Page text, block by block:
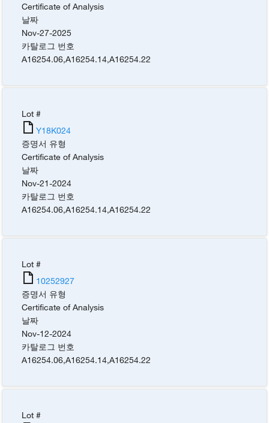
Certificate of Analysis
날짜
Nov-27-2025
카탈로그 번호
A16254.06,A16254.14,A16254.22
Lot #
Y18K024
증명서 유형
Certificate of Analysis
날짜
Nov-21-2024
카탈로그 번호
A16254.06,A16254.14,A16254.22
Lot #
10252927
증명서 유형
Certificate of Analysis
날짜
Nov-12-2024
카탈로그 번호
A16254.06,A16254.14,A16254.22
Lot #